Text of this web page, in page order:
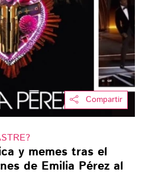
Compartir
y memes tras el
de Emilia Pérez al